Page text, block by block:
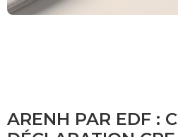
ARENH PAR EDF :